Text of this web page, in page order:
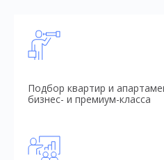
Подбор квартир и
бизнес- и премиум-класса